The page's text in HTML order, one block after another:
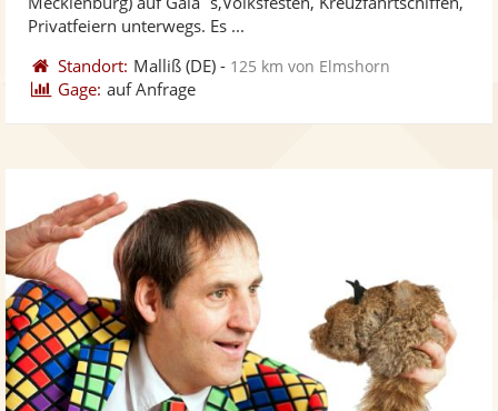
Privatfeiern unterwegs. Es ...
Standort: Malliß (DE) - 125 km von Elmshorn
Gage: auf Anfrage